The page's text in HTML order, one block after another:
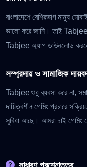
বাংলাদেশে বেশিরভাগ মানুষ
ভালো করে জানি। তাই Tabjee-
Tabjee অ্যাপ ডাউনলোড
সম্প্রদায় ও সামাজিক
Tabjee শুধু ব্যবসা করে না,
দায়িত্বশীল গেমিং প্রচারে
সুবিধা আছে। আমরা চাই গেমিং
সাধারণ প্রশ্নোত্তর